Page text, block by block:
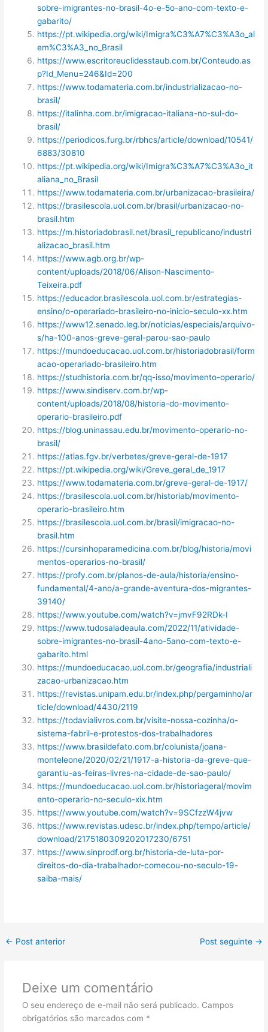
sobre-imigrantes-no-brasil-4o-e-5o-ano-com-texto-e-
gabarito/
https://pt.wikipedia.org/wiki/Imigra%C3%A7%C3%A3o_al
em%C3%A3_no_Brasil
https://www.escritoreuclidesstaub.com.br/Conteudo.as
p?Id_Menu=246&Id=200
https://www.todamateria.com.br/industrializacao-no-
brasil/
https://italinha.com.br/imigracao-italiana-no-sul-do-
brasil/
https://periodicos.furg.br/rbhcs/article/download/10541/
6883/30810
https://pt.wikipedia.org/wiki/Imigra%C3%A7%C3%A3o_it
aliana_no_Brasil
https://www.todamateria.com.br/urbanizacao-brasileira/
https://brasilescola.uol.com.br/brasil/urbanizacao-no-
brasil.htm
https://m.historiadobrasil.net/brasil_republicano/industri
alizacao_brasil.htm
https://www.agb.org.br/wp-
content/uploads/2018/06/Alison-Nascimento-
Teixeira.pdf
https://educador.brasilescola.uol.com.br/estrategias-
ensino/o-operariado-brasileiro-no-inicio-seculo-xx.htm
https://www12.senado.leg.br/noticias/especiais/arquivo-
s/ha-100-anos-greve-geral-parou-sao-paulo
https://mundoeducacao.uol.com.br/historiadobrasil/form
acao-operariado-brasileiro.htm
https://studhistoria.com.br/qq-isso/movimento-operario/
https://www.sindiserv.com.br/wp-
content/uploads/2018/08/historia-do-movimento-
operario-brasileiro.pdf
https://blog.uninassau.edu.br/movimento-operario-no-
brasil/
https://atlas.fgv.br/verbetes/greve-geral-de-1917
https://pt.wikipedia.org/wiki/Greve_geral_de_1917
https://www.todamateria.com.br/greve-geral-de-1917/
https://brasilescola.uol.com.br/historiab/movimento-
operario-brasileiro.htm
https://brasilescola.uol.com.br/brasil/imigracao-no-
brasil.htm
https://cursinhoparamedicina.com.br/blog/historia/movi
mentos-operarios-no-brasil/
https://profy.com.br/planos-de-aula/historia/ensino-
fundamental/4-ano/a-grande-aventura-dos-migrantes-
39140/
https://www.youtube.com/watch?v=jmvF92RDk-I
https://www.tudosaladeaula.com/2022/11/atividade-
sobre-imigrantes-no-brasil-4ano-5ano-com-texto-e-
gabarito.html
https://mundoeducacao.uol.com.br/geografia/industriali
zacao-urbanizacao.htm
https://revistas.unipam.edu.br/index.php/pergaminho/ar
ticle/download/4430/2119
https://todavialivros.com.br/visite-nossa-cozinha/o-
sistema-fabril-e-protestos-dos-trabalhadores
https://www.brasildefato.com.br/colunista/joana-
monteleone/2020/02/21/1917-a-historia-da-greve-que-
garantiu-as-feiras-livres-na-cidade-de-sao-paulo/
https://mundoeducacao.uol.com.br/historiageral/movim
ento-operario-no-seculo-xix.htm
https://www.youtube.com/watch?v=9SCfzzW4jvw
https://www.revistas.udesc.br/index.php/tempo/article/
download/2175180309202017230/6751
https://www.sinprodf.org.br/historia-de-luta-por-
direitos-do-dia-trabalhador-comecou-no-seculo-19-
saiba-mais/
← Post anterior Post seguinte →
Deixe um comentário
O seu endereço de e-mail não será publicado. Campos
obrigatórios são marcados com *